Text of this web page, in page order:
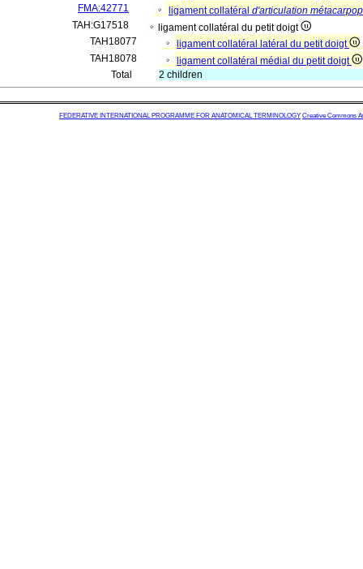
FMA:42771
ligament collatéral d'articulation
TAH:G17518
ligament collatéral du petit doigt
TAH18077
ligament collatéral latéral du petit doigt
TAH18078
ligament collatéral médial du petit doigt
Total
2 children
FEDERATIVE INTERNATIONAL PROGRAMME FOR ANATOMICAL TERMINOLOGY Creative Commons